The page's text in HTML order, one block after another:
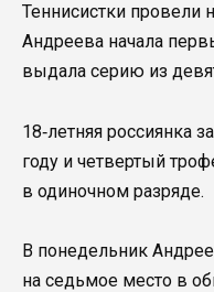
Теннисистки провели
Андреева начала
выдала серию из
18‑летняя россиянка
году и четвертый
в одиночном разряде.
В понедельник
на седьмое место в